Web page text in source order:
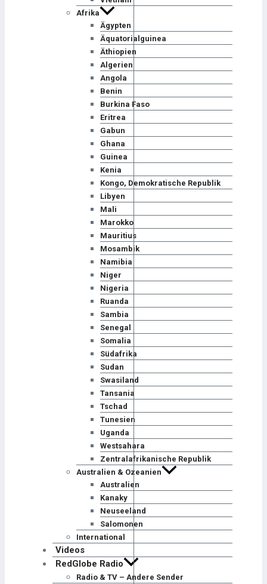
Afrika
Ägypten
Äquatorialguinea
Äthiopien
Algerien
Angola
Benin
Burkina Faso
Eritrea
Gabun
Ghana
Guinea
Kenia
Kongo, Demokratische Republik
Libyen
Mali
Marokko
Mauritius
Mosambik
Namibia
Niger
Nigeria
Ruanda
Sambia
Senegal
Somalia
Südafrika
Sudan
Swasiland
Tansania
Tschad
Tunesien
Uganda
Westsahara
Zentralafrikanische Republik
Australien & Ozeanien
Australien
Kanaky
Neuseeland
Salomonen
International
Videos
RedGlobe Radio
Radio & TV – Andere Sender